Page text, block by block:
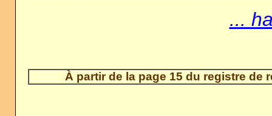
...
À partir de la page 15 du registre de